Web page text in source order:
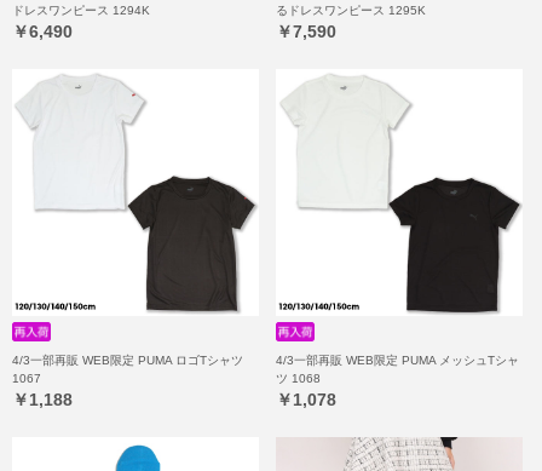
ドレスワンピース 1294K
￥6,490
るドレスワンピース 1295K
￥7,590
4/3一部再販 WEB限定 PUMA ロゴTシャツ
1067
￥1,188
4/3一部再販 WEB限定 PUMA メッシュTシャ
ツ 1068
￥1,078